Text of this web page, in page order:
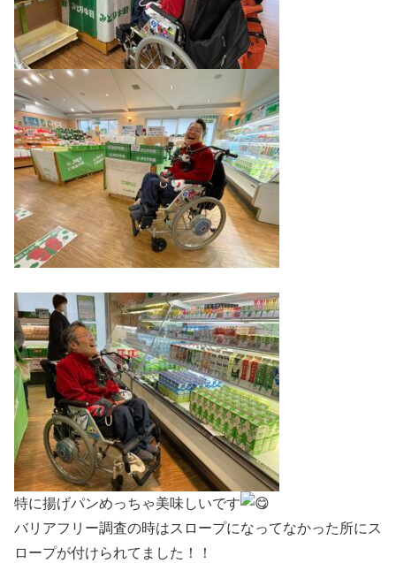
特に揚げパンめっちゃ美味しいです
バリアフリー調査の時はスロープになってなかった所にス
ロープが付けられてました！！